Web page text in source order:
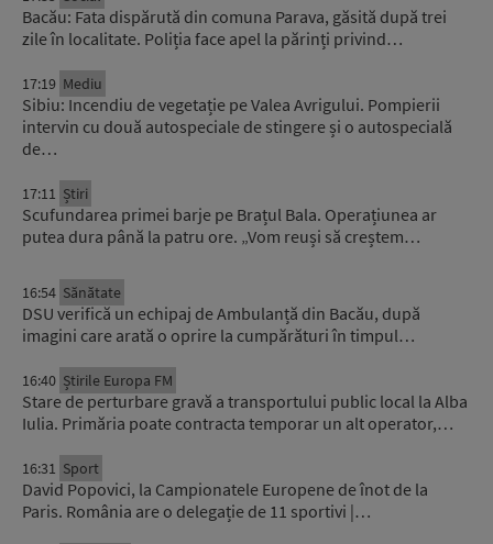
Bacău: Fata dispărută din comuna Parava, găsită după trei
zile în localitate. Poliția face apel la părinți privind…
17:19 Mediu
Sibiu: Incendiu de vegetație pe Valea Avrigului. Pompierii
intervin cu două autospeciale de stingere și o autospecială
de…
17:11 Știri
Scufundarea primei barje pe Brațul Bala. Operațiunea ar
putea dura până la patru ore. „Vom reuși să creștem…
16:54 Sănătate
DSU verifică un echipaj de Ambulanță din Bacău, după
imagini care arată o oprire la cumpărături în timpul…
16:40 Știrile Europa FM
Stare de perturbare gravă a transportului public local la Alba
Iulia. Primăria poate contracta temporar un alt operator,…
16:31 Sport
David Popovici, la Campionatele Europene de înot de la
Paris. România are o delegație de 11 sportivi |…